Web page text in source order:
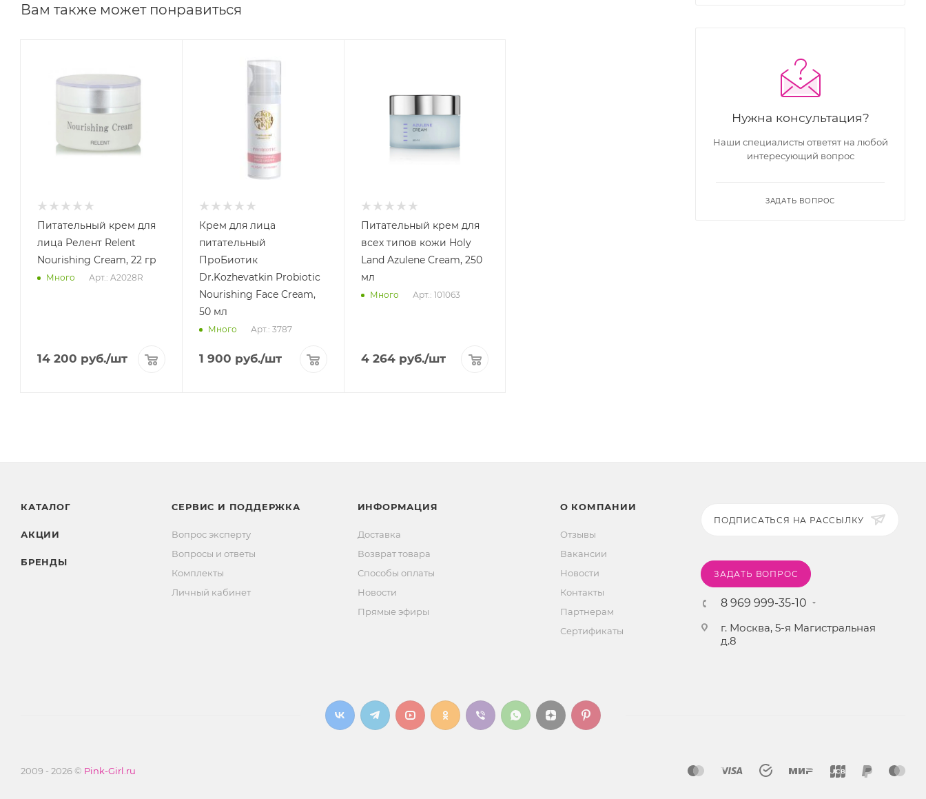
Вам также может понравиться
Питательный крем для
лица Релент Relent
Nourishing Cream, 22 гр
Много Арт.: A2028R
14 200 руб./шт
Крем для лица
питательный
ПроБиотик
Dr.Kozhevatkin Probiotic
Nourishing Face Cream,
50 мл
Много Арт.: 3787
1 900 руб./шт
Питательный крем для
всех типов кожи Holy
Land Azulene Cream, 250
мл
Много Арт.: 101063
4 264руб./шт
Нужна консультация?
Наши специалисты ответят на любой
интересующий вопрос
ЗАДАТЬ ВОПРОС
КАТАЛОГ
АКЦИИ
БРЕНДЫ
СЕРВИС И ПОДДЕРЖКА
Вопрос эксперту
Вопросы и ответы
Комплекты
Личный кабинет
ИНФОРМАЦИЯ
Доставка
Возврат товара
Способы оплаты
Новости
Прямые эфиры
О КОМПАНИИ
Отзывы
Вакансии
Новости
Контакты
Партнерам
Сертификаты
ПОДПИСАТЬСЯ НА РАССЫЛКУ
ЗАДАТЬ ВОПРОС
8 969 999-35-10
г. Москва, 5-я Магистральная
д.8
2009 - 2026 © Pink-Girl.ru